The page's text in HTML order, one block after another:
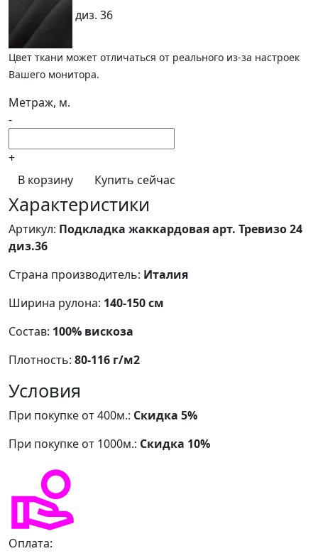
диз. 36
Цвет ткани может отличаться от реального из-за настроек
Вашего монитора.
Метраж, м.
-
+
В корзину
Купить сейчас
Характеристики
Артикул: Подкладка жаккардовая арт. Тревизо 24
диз.36
Страна производитель: Италия
Ширина рулона: 140-150 см
Состав: 100% вискоза
Плотность: 80-116 г/м2
Условия
При покупке от 400м.: Скидка 5%
При покупке от 1000м.: Скидка 10%
Оплата: